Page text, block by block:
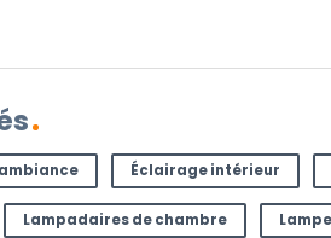
nous joindre par e-mail à
.
Éclairage intérieur
Lampadaires de chambre